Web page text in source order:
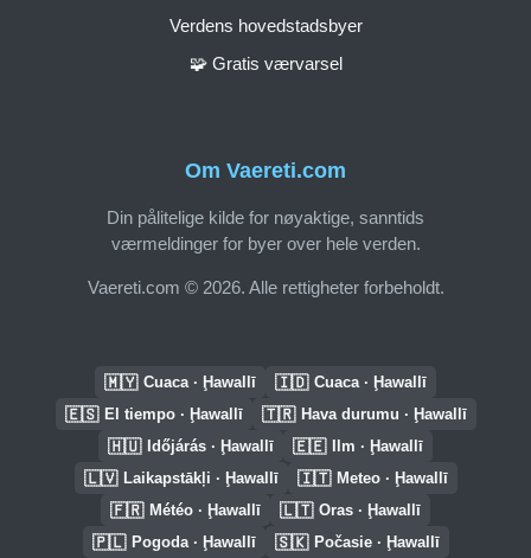
Om Vaereti.com
Din pålitelige kilde for nøyaktige, sanntids
værmeldinger for byer over hele verden.
Vaereti.com © 2026. Alle rettigheter forbeholdt.
Verdens hovedstadsbyer
🧩 Gratis værvarsel
🇲🇾 Cuaca · Ḩawallī 🇮🇩 Cuaca · Ḩawallī
🇪🇸 El tiempo · Ḩawallī 🇹🇷 Hava durumu · Ḩawallī
🇭🇺 Időjárás · Ḩawallī 🇪🇪 Ilm · Ḩawallī
🇱🇻 Laikapstākļi · Ḩawallī 🇮🇹 Meteo · Ḩawallī
🇫🇷 Météo · Ḩawallī 🇱🇹 Oras · Ḩawallī
🇵🇱 Pogoda · Ḩawallī 🇸🇰 Počasie · Ḩawallī